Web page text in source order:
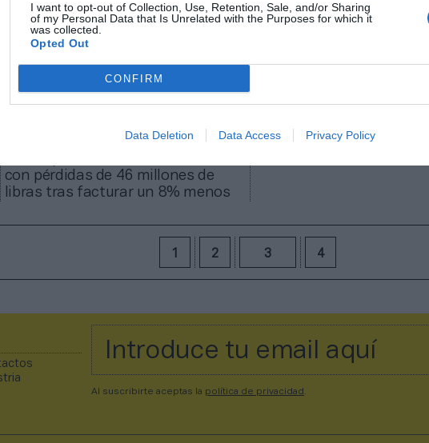
I want to opt-out of Collection, Use, Retention, Sale, and/or Sharing
of my Personal Data that Is Unrelated with the Purposes for which it
was collected.
Opted Out
CONFIRM
Data Deletion Data Access Privacy Policy
con pérdidas de 46 millones de
libras tras facturar un 8% menos
2 3 4
Al suscribirte aceptas la política de privacidad .